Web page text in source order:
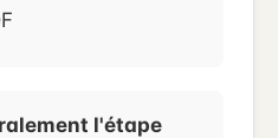
l'étape